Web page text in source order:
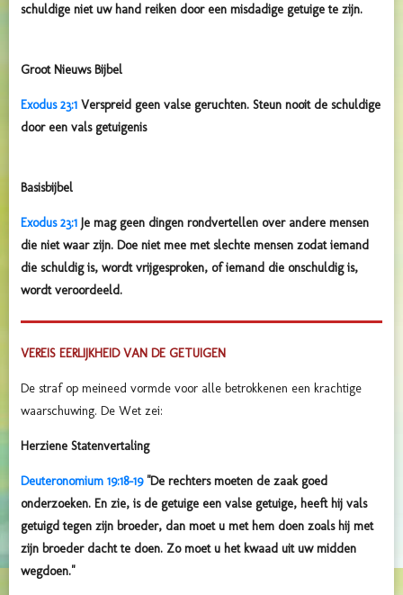
schuldige niet uw hand reiken door een misdadige getuige te zijn.
Groot Nieuws Bijbel
Exodus 23:1 Verspreid geen valse geruchten. Steun nooit de schuldige
door een vals getuigenis
Basisbijbel
Exodus 23:1 Je mag geen dingen rondvertellen over andere mensen
die niet waar zijn. Doe niet mee met slechte mensen zodat iemand
die schuldig is, wordt vrijgesproken, of iemand die onschuldig is,
wordt veroordeeld.
VEREIS EERLIJKHEID VAN DE GETUIGEN
De straf op meineed vormde voor alle betrokkenen een krachtige
waarschuwing. De Wet zei:
Herziene Statenvertaling
Deuteronomium 19:18-19"De rechters moeten de zaak goed
onderzoeken. En zie, is de getuige een valse getuige, heeft hij vals
getuigd tegen zijn broeder, dan moet u met hem doen zoals hij met
zijn broeder dacht te doen. Zo moet u het kwaad uit uw midden
wegdoen."